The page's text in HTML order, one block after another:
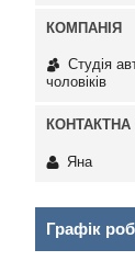
Студія
чоловіків
Яна
Графік